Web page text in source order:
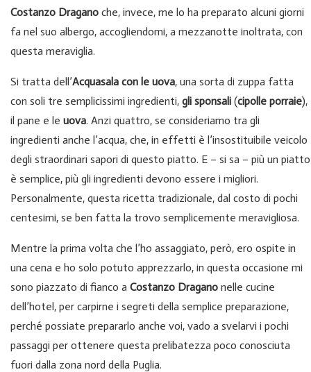
Costanzo Dragano che, invece, me lo ha preparato alcuni giorni
fa nel suo albergo, accogliendomi, a mezzanotte inoltrata, con
questa meraviglia.
Si tratta dell’Acquasala con le uova, una sorta di zuppa fatta
con soli tre semplicissimi ingredienti, gli sponsali (cipolle porraie),
il pane e le uova. Anzi quattro, se consideriamo tra gli
ingredienti anche l’acqua, che, in effetti è l’insostituibile veicolo
degli straordinari sapori di questo piatto. E – si sa – più un piatto
è semplice, più gli ingredienti devono essere i migliori.
Personalmente, questa ricetta tradizionale, dal costo di pochi
centesimi, se ben fatta la trovo semplicemente meravigliosa.
Mentre la prima volta che l’ho assaggiato, però, ero ospite in
una cena e ho solo potuto apprezzarlo, in questa occasione mi
sono piazzato di fianco a Costanzo Dragano nelle cucine
dell’hotel, per carpirne i segreti della semplice preparazione,
perché possiate prepararlo anche voi, vado a svelarvi i pochi
passaggi per ottenere questa prelibatezza poco conosciuta
fuori dalla zona nord della Puglia.